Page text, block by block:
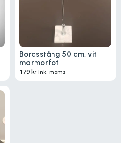
Bordsstång 50 cm, vit
marmorfot
179kr ink. moms